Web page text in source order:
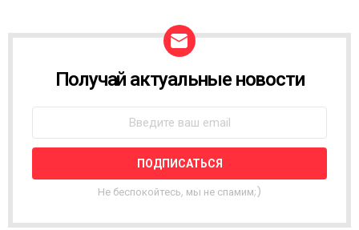
W
L
T
R
Получай актуальные новости
Не беспокойтесь, мы не спамим;)